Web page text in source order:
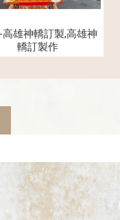
雄神轎訂製,高雄神
轎訂製作